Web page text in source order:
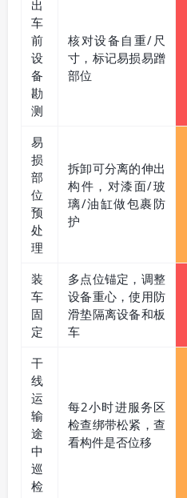
出
车
前
设
备
勘
测
核对设备自重/尺
寸，标记易损易蹭
部位
易
损
部
位
预
处
理
拆卸可分离的伸出
构件，对漆面/玻
璃/油缸做包裹防
护
装
车
固
定
多点位锚定，调整
设备重心，使用防
滑垫隔离设备和板
车
干
线
运
输
途
中
巡
检
每2小时进服务区
检查绑带松紧，查
看构件是否位移